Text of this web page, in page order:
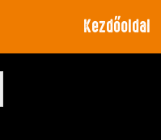
Kezdőoldal